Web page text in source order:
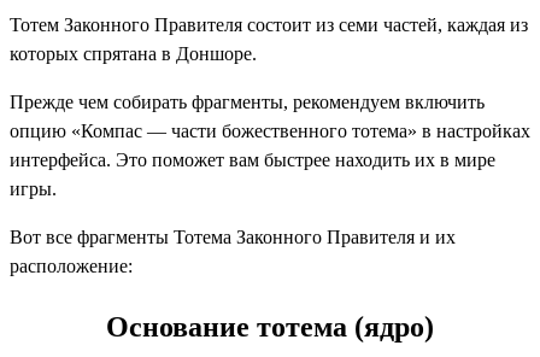
Тотем Законного Правителя состоит из семи частей, каждая из
которых спрятана в Доншоре.
Прежде чем собирать фрагменты, рекомендуем включить
опцию «Компас — части божественного тотема» в настройках
интерфейса. Это поможет вам быстрее находить их в мире
игры.
Вот все фрагменты Тотема Законного Правителя и их
расположение:
Основание тотема (ядро)